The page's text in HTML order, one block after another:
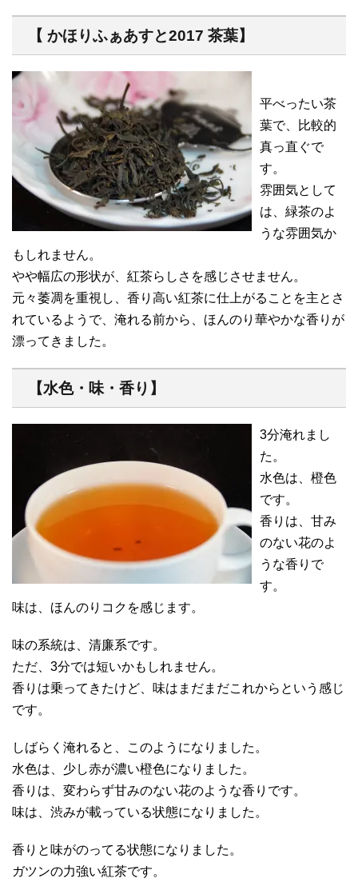
【 かほりふぁあすと2017 茶葉】
平べったい茶
葉で、比較的
真っ直ぐで
す。
雰囲気として
は、緑茶のよ
うな雰囲気か
もしれません。
やや幅広の形状が、紅茶らしさを感じさせません。
元々萎凋を重視し、香り高い紅茶に仕上がることを主とさ
れているようで、淹れる前から、ほんのり華やかな香りが
漂ってきました。
【水色・味・香り】
3分淹れまし
た。
水色は、橙色
です。
香りは、甘み
のない花のよ
うな香りで
す。
味は、ほんのりコクを感じます。
味の系統は、清廉系です。
ただ、3分では短いかもしれません。
香りは乗ってきたけど、味はまだまだこれからという感じ
です。
しばらく淹れると、このようになりました。
水色は、少し赤が濃い橙色になりました。
香りは、変わらず甘みのない花のような香りです。
味は、渋みが載っている状態になりました。
香りと味がのってる状態になりました。
ガツンの力強い紅茶です。